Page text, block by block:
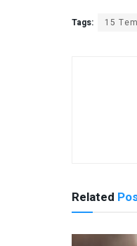
Tags: 15
Related